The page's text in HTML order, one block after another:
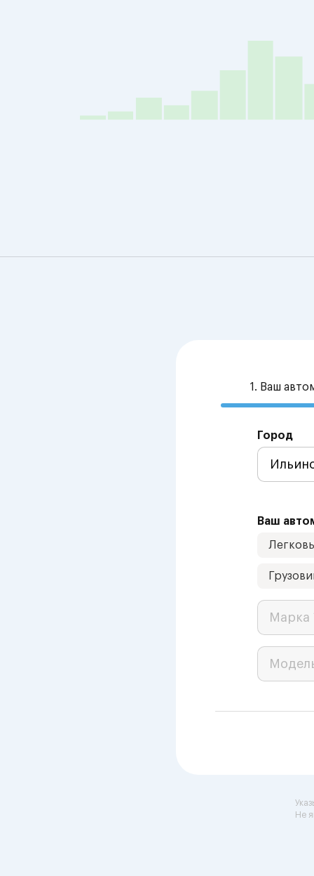
1. Ваш
Город
Ваш
Марка
Не